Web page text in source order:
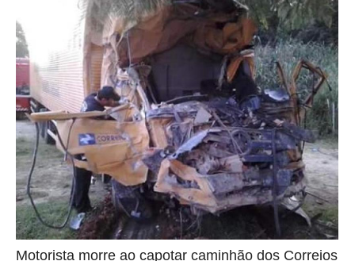
Motorista morre ao capotar caminhão dos Correios